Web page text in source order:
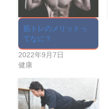
筋トレのメリットっ
てなに？
2022年9月7日
健康